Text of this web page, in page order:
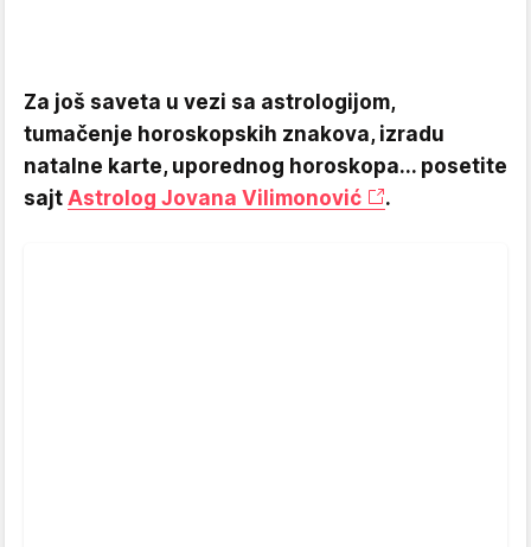
Za još saveta u vezi sa astrologijom,
tumačenje horoskopskih znakova, izradu
natalne karte, uporednog horoskopa... posetite
sajt Astrolog Jovana Vilimonović .